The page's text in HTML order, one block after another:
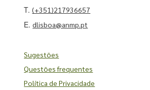
T.(+351)217936657
E.dlisboa@anmp.pt
Sugestões
Questões frequentes
Política de Privacidade